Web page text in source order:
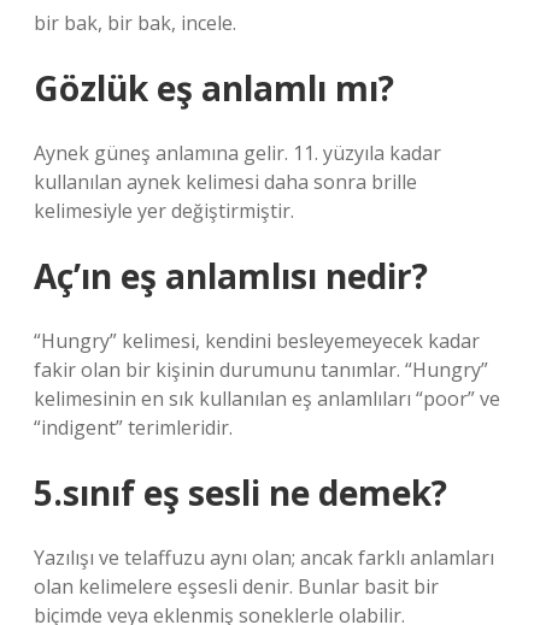
bir bak, bir bak, incele.
Gözlük eş anlamlı mı?
Aynek güneş anlamına gelir. 11. yüzyıla kadar
kullanılan aynek kelimesi daha sonra brille
kelimesiyle yer değiştirmiştir.
Aç’ın eş anlamlısı nedir?
“Hungry” kelimesi, kendini besleyemeyecek kadar
fakir olan bir kişinin durumunu tanımlar. “Hungry”
kelimesinin en sık kullanılan eş anlamlıları “poor” ve
“indigent” terimleridir.
5.sınıf eş sesli ne demek?
Yazılışı ve telaffuzu aynı olan; ancak farklı anlamları
olan kelimelere eşsesli denir. Bunlar basit bir
biçimde veya eklenmiş soneklerle olabilir.